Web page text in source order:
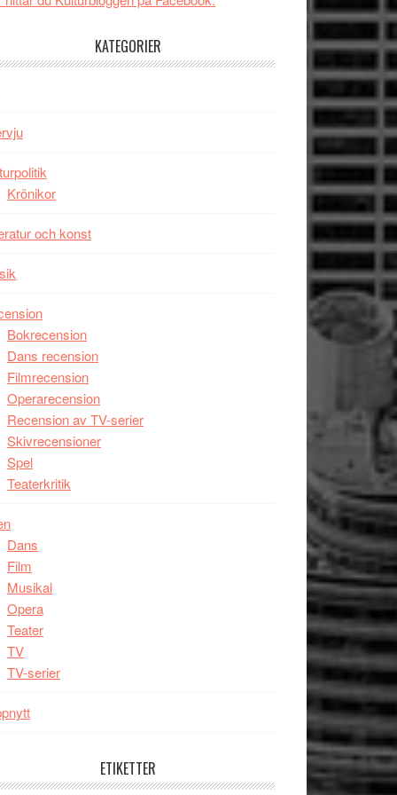
tv4
kan
KATEGORIER
Krönikor
och konst
Bokrecension
Dans recension
Filmrecension
Operarecension
Recension av TV-serier
Skivrecensioner
Spel
Teaterkritik
Dans
Film
Musikal
Opera
Teater
TV
TV-serier
ETIKETTER